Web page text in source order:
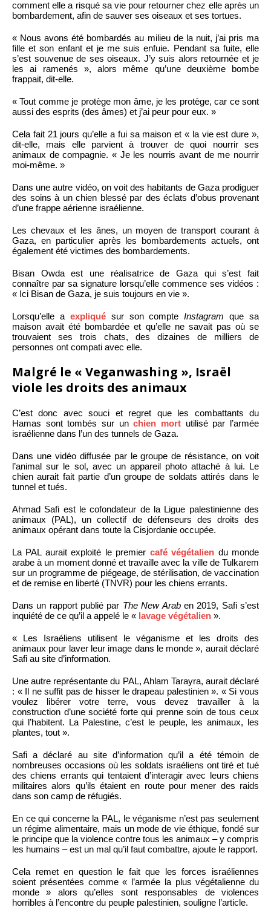
comment elle a risqué sa vie pour retourner chez elle après un
bombardement, afin de sauver ses oiseaux et ses tortues.
« Nous avons été bombardés au milieu de la nuit, j’ai pris ma
fille et son enfant et je me suis enfuie. Pendant sa fuite, elle
s’est souvenue de ses oiseaux. J’y suis alors retournée et je
les ai ramenés », alors même qu’une deuxième bombe
frappait, dit-elle.
« Tout comme je protège mon âme, je les protège, car ce sont
aussi des esprits (des âmes) et j’ai peur pour eux. »
Cela fait 21 jours qu’elle a fui sa maison et « la vie est dure »,
dit-elle, mais elle parvient à trouver de quoi nourrir ses
animaux de compagnie. « Je les nourris avant de me nourrir
moi-même. »
Dans une autre vidéo, on voit des habitants de Gaza prodiguer
des soins à un chien blessé par des éclats d’obus provenant
d’une frappe aérienne israélienne.
Les chevaux et les ânes, un moyen de transport courant à
Gaza, en particulier après les bombardements actuels, ont
également été victimes des bombardements.
Bisan Owda est une réalisatrice de Gaza qui s’est fait
connaître par sa signature lorsqu’elle commence ses vidéos :
« Ici Bisan de Gaza, je suis toujours en vie ».
Lorsqu’elle a expliquésur son compteInstagram que sa
maison avait été bombardée et qu’elle ne savait pas où se
trouvaient ses trois chats, des dizaines de milliers de
personnes ont compati avec elle.
Malgré le « Veganwashing », Israël
viole les droits des animaux
C’est donc avec souci et regret que les combattants du
Hamas sont tombés sur unchien mort utilisé par l’armée
israélienne dans l’un des tunnels de Gaza.
Dans une vidéo diffusée par le groupe de résistance, on voit
l’animal sur le sol, avec un appareil photo attaché à lui. Le
chien aurait fait partie d’un groupe de soldats attirés dans le
tunnel et tués.
Ahmad Safi est le cofondateur de la Ligue palestinienne des
animaux (PAL), un collectif de défenseurs des droits des
animaux opérant dans toute la Cisjordanie occupée.
La PAL aurait exploité le premier café végétalien du monde
arabe à un moment donné et travaille avec la ville de Tulkarem
sur un programme de piégeage, de stérilisation, de vaccination
et de remise en liberté (TNVR) pour les chiens errants.
Dans un rapport publié par The New Araben 2019, Safi s’est
inquiété de ce qu’il a appelé le « lavage végétalien ».
« Les Israéliens utilisent le véganisme et les droits des
animaux pour laver leur image dans le monde », aurait déclaré
Safi au site d’information.
Une autre représentante du PAL, Ahlam Tarayra, aurait déclaré
: « Il ne suffit pas de hisser le drapeau palestinien ». « Si vous
voulez libérer votre terre, vous devez travailler à la
construction d’une société forte qui prenne soin de tous ceux
qui l’habitent. La Palestine, c’est le peuple, les animaux, les
plantes, tout ».
Safi a déclaré au site d’information qu’il a été témoin de
nombreuses occasions où les soldats israéliens ont tiré et tué
des chiens errants qui tentaient d’interagir avec leurs chiens
militaires alors qu’ils étaient en route pour mener des raids
dans son camp de réfugiés.
En ce qui concerne la PAL, le véganisme n’est pas seulement
un régime alimentaire, mais un mode de vie éthique, fondé sur
le principe que la violence contre tous les animaux – y compris
les humains – est un mal qu’il faut combattre, ajoute le rapport.
Cela remet en question le fait que les forces israéliennes
soient présentées comme « l’armée la plus végétalienne du
monde » alors qu’elles sont responsables de violences
horribles à l’encontre du peuple palestinien, souligne l’article.